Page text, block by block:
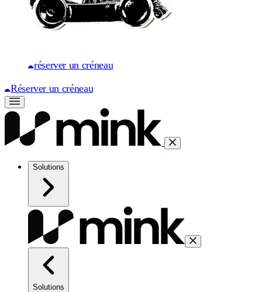
réserver un créneau
Réserver un créneau
Solutions
Solutions